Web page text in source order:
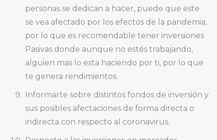
personas se dedican a hacer, puede que este
se vea afectado por los efectos de la pandemia,
por lo que es recomendable tener inversiones
Pasivas donde aunque no estés trabajando,
alguien mas lo esta haciendo por ti, por lo que
te genera rendimientos.
Informarte sobre distintos fondos de inversión y
sus posibles afectaciones de forma directa o
indirecta con respecto al coronavirus.